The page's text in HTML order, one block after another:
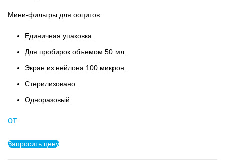
Мини-фильтры для ооцитов:
Единичная упаковка.
Для пробирок объемом 50 мл.
Экран из нейлона 100 микрон.
Стерилизовано.
Одноразовый.
от
Запросить цену